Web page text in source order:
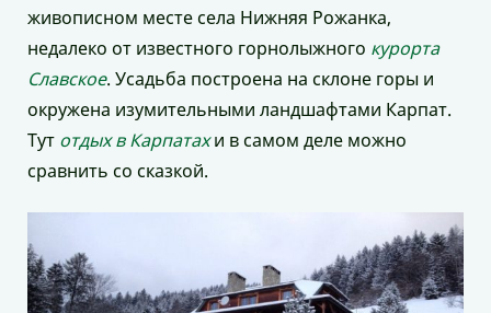
живописном месте села Нижняя Рожанка,
недалеко от известного горнолыжного курорта
Славское. Усадьба построена на склоне горы и
окружена изумительными ландшафтами Карпат.
Тут отдых в Карпатахи в самом деле можно
сравнить со сказкой.